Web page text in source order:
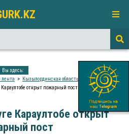
Вы здесь:
лента
Кызылординская область
Караултобе открыт пожарный пост
Караултобе открыт
пост